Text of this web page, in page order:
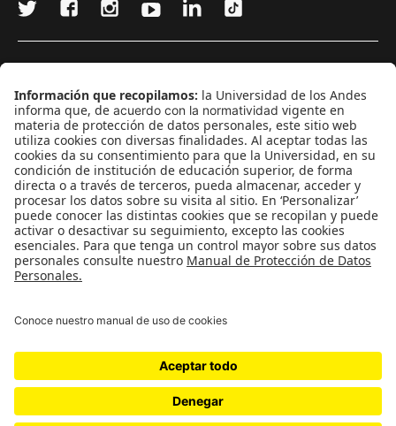
CONTÁCTANOS
cerosetenta@uniandes.edu.co
BOGOTÁ, COLOMBIA
NEWSLETTER